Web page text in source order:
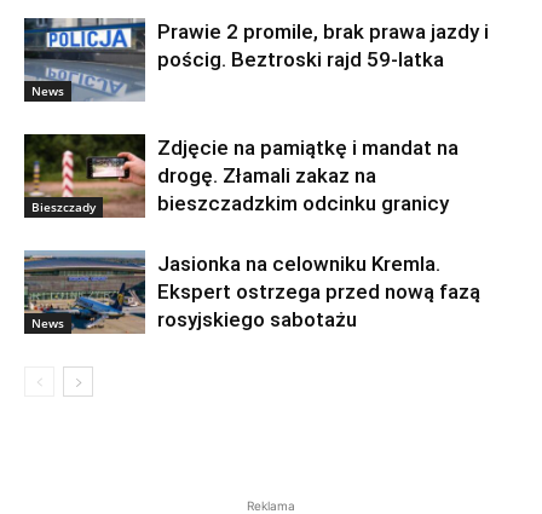
News
Prawie 2 promile, brak prawa jazdy i
pościg. Beztroski rajd 59-latka
Bieszczady
Zdjęcie na pamiątkę i mandat na
drogę. Złamali zakaz na
bieszczadzkim odcinku granicy
News
Jasionka na celowniku Kremla.
Ekspert ostrzega przed nową fazą
rosyjskiego sabotażu
Reklama